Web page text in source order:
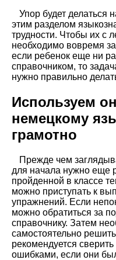
Упор будет делаться
этим разделом
трудности. Чтобы их с
необходимо вовремя
если ребенок еще ни
справочником, то
нужно правильно
Используем
немецкому
грамотно
Прежде чем
для начала нужно еще
пройденной в классе
можно приступать к
упражнений. Если
можно обратиться за
справочнику. Затем
самостоятельно
рекомендуется
ошибками, если они